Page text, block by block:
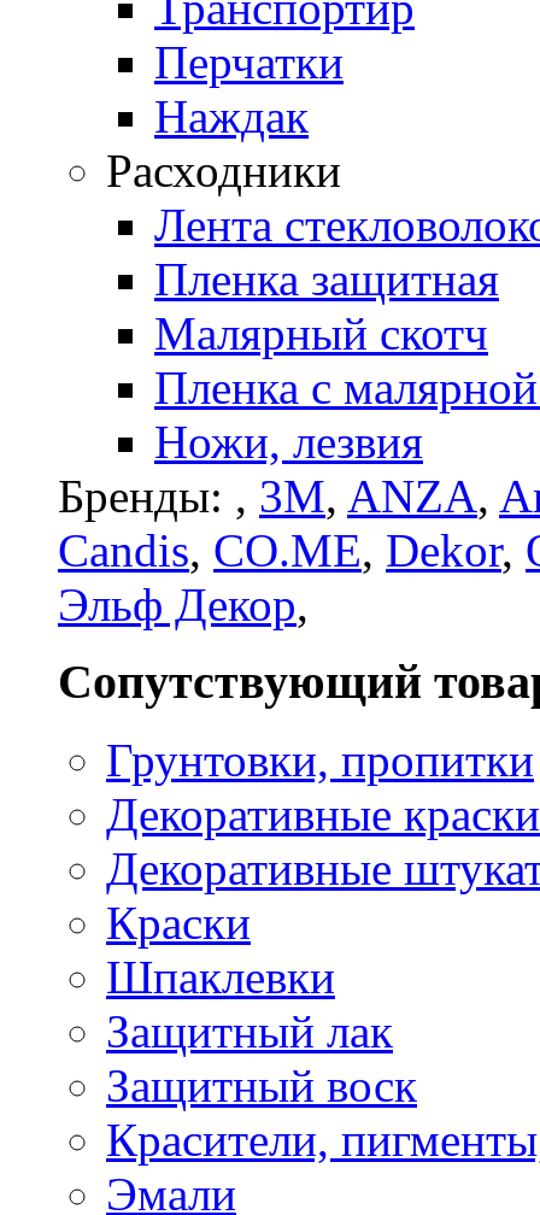
Перчатки
Наждак
Расходники
Лента
Пленка защитная
Малярный скотч
Пленка с
Ножи, лезвия
Бренды: , 3M, ANZA,
Candis, CO.ME, Dekor,
Эльф Декор,
Сопутствующий
Грунтовки, пропитки
Декоративные краски
Декоративные
Краски
Шпаклевки
Защитный лак
Защитный воск
Красители,
Эмали